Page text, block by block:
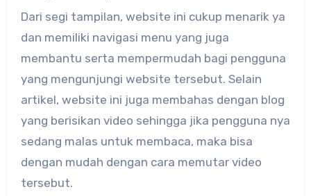
Dari segi tampilan, website ini cukup menarik ya
dan memiliki navigasi menu yang juga
membantu serta mempermudah bagi pengguna
yang mengunjungi website tersebut. Selain
artikel, website ini juga membahas dengan blog
yang berisikan video sehingga jika pengguna nya
sedang malas untuk membaca, maka bisa
dengan mudah dengan cara memutar video
tersebut.